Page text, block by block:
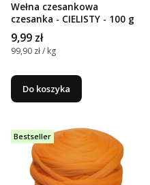
Wełna czesankowa
czesanka - CIELISTY - 100 g
Cena
9,99 zł
Cena jednostkowa
99,90 zł / kg
Do koszyka
Bestseller